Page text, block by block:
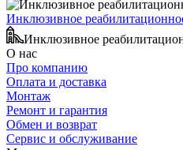
Инклюзивное
Инклюзивное
О нас
Про компанию
Оплата и доставка
Монтаж
Ремонт и гарантия
Обмен и возврат
Сервис и обслуживание